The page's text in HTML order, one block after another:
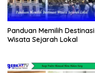
Panduan Memilih Destinasi
Wisata Sejarah Lokal